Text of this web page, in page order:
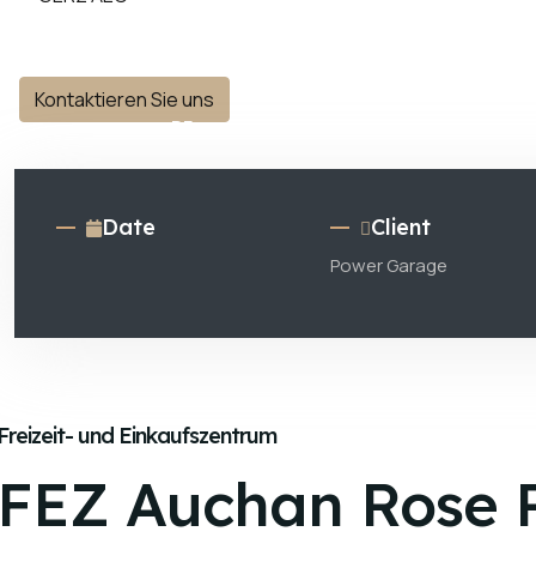
KONTAKTE DE
Kontaktieren Sie uns
Date Client
Power Garage
und Einkaufszentrum
Auchan Rose